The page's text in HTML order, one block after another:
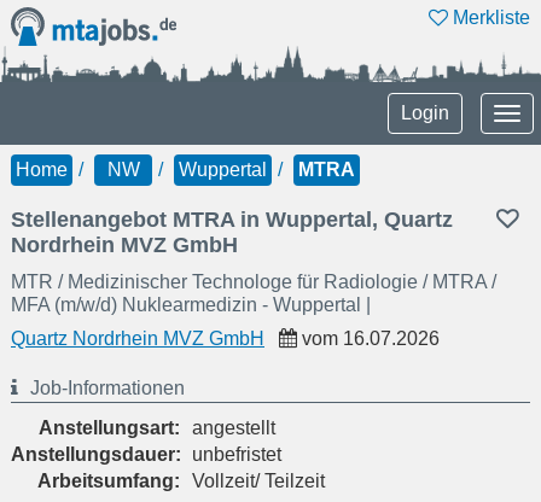
Merkliste
Login
Home NW Wuppertal MTRA
Stellenangebot MTRA in Wuppertal, Quartz
Nordrhein MVZ GmbH
MTR / Medizinischer Technologe für Radiologie / MTRA /
MFA (m/w/d) Nuklearmedizin - Wuppertal |
Quartz Nordrhein MVZ GmbH
vom 16.07.2026
Job-Informationen
Anstellungsart:
angestellt
Anstellungsdauer:
unbefristet
Arbeitsumfang:
Vollzeit/ Teilzeit